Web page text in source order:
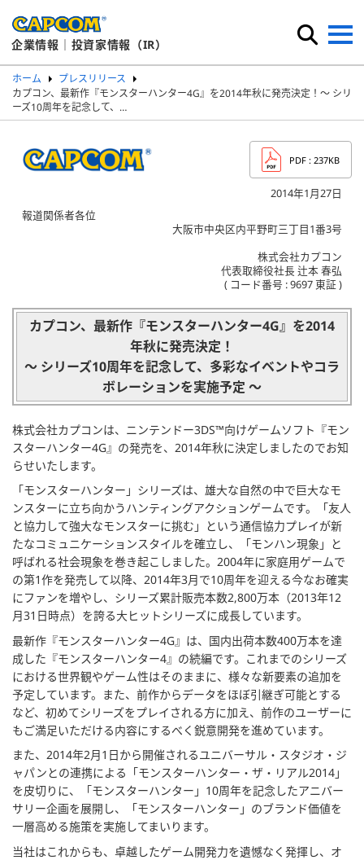
企業情報｜投資家情報（IR）
ホーム
プレスリリース
カプコン、最新作『モンスターハンター4G』を2014年秋に発売決定！～ シリ
ーズ10周年を記念して、…
PDF : 237KB
2014年1月27日
報道関係者各位
大阪市中央区内平野町三丁目1番3号
株式会社カプコン
代表取締役社長 辻本 春弘
( コード番号 : 9697 東証 )
カプコン、最新作『モンスターハンター4G』を2014
年秋に発売決定！
～ シリーズ10周年を記念して、多彩なイベントやコラ
ボレーションを実施予定 ～
株式会社カプコンは、ニンテンドー3DS™向けゲームソフト『モン
スターハンター4G』の発売を、2014年秋に決定しましたのでお知
らせいたします。
「モンスターハンター」シリーズは、雄大な自然の中で巨大なモ
ンスターに立ち向かうハンティングアクションゲームです。「友人
と協力して強大なモンスターに挑む」という通信協力プレイが新
たなコミュニケーションスタイルを確立し、「モンハン現象」と
呼ばれる社会現象を巻き起こしました。2004年に家庭用ゲームで
の第1作を発売して以降、2014年3月で10周年を迎える今なお確実
にファンを増やし、シリーズ累計販売本数2,800万本（2013年12
月31日時点）を誇る大ヒットシリーズに成長しています。
最新作『モンスターハンター4G』は、国内出荷本数400万本を達
成した『モンスターハンター4』の続編です。これまでのシリーズ
における世界観やゲーム性はそのままに、様々な新要素の追加を
予定しています。また、前作からデータをほぼ引継ぎ可能とする
など、初めてシリーズをプレイされる方に加え、前作のユーザーに
もご満足いただける内容にするべく鋭意開発を進めています。
また、2014年2月1日から開催されるユニバーサル・スタジオ・ジ
ャパンとの連携による「モンスターハンター・ザ・リアル2014」
を皮切りに、「モンスターハンター」10周年を記念したアニバー
サリー企画を展開し、「モンスターハンター」のブランド価値を
一層高める施策を実施してまいります。
当社はこれからも、卓越したゲーム開発力を遺憾なく発揮し、オ